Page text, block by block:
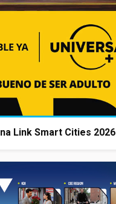
Link Smart Cities 2026